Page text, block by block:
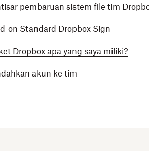
pembaruan sistem file tim
on Standard Dropbox Sign
Dropbox apa yang saya miliki?
akun ke tim